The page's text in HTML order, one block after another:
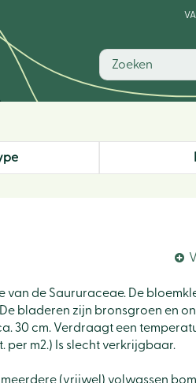
van de Saururaceae. De
bladeren zijn bronsgroen en
30 cm. Verdraagt een
per m2.) Is slecht verkrijgbaar.
(vrijwel) volwassen